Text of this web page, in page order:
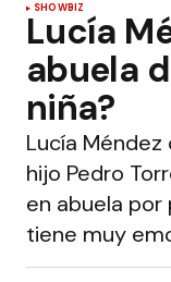
SHOWBIZ
Lucía
abuela
niña?
Lucía
hijo Pedro
en abuela por
tiene muy